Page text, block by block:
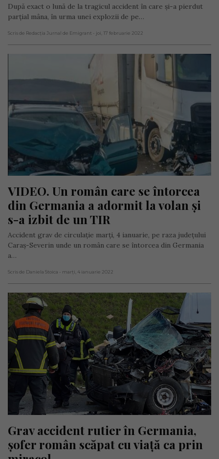
După exact o lună de la tragicul accident în care și-a pierdut
parțial mâna, în urma unei explozii de pe…
Scris de Redacția Jurnal de Emigrant - joi, 17 februarie 2022
VIDEO. Un român care se întorcea
din Germania a adormit la volan și
s-a izbit de un TIR
Accident grav de circulație marți, 4 ianuarie, pe raza județului
Caraș-Severin unde un român care se întorcea din Germania
a…
Scris de Daniela Stoica - marți, 4 ianuarie 2022
Grav accident rutier în Germania,
șofer român scăpat cu viață ca prin